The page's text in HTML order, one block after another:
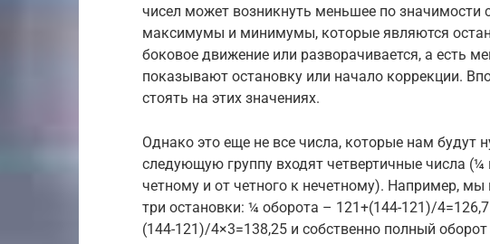
чисел может возникнуть меньшее по значимости
максимумы и минимумы, которые являются
боковое движение или разворачивается, а есть
показывают остановку или начало коррекции.
стоять на этих значениях.
Однако это еще не все числа, которые нам будут
следующую группу входят четвертичные числа (¼
четному и от четного к нечетному). Например,
три остановки: ¼ оборота – 121+(144-121)/
(144-121)/4×3=138,25 и собственно полный